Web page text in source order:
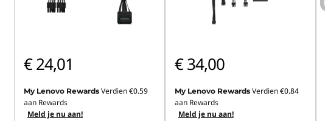
€ 24,01
My Lenovo Rewards Verdien€0.59
aan Rewards
Meld je nu aan!
€ 34,00
My Lenovo Rewards Verdien€0.84
aan Rewards
Meld je nu aan!